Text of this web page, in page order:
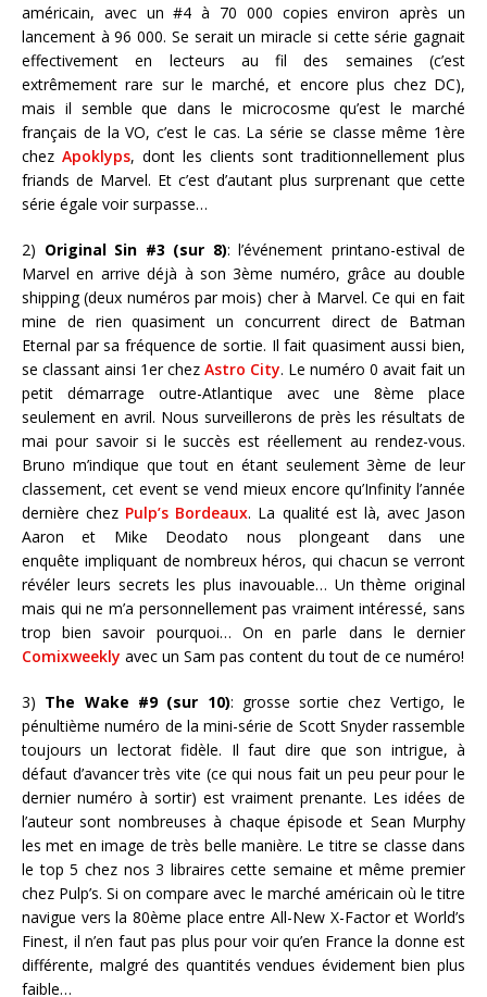
américain, avec un #4 à 70 000 copies environ après un
lancement à 96 000. Se serait un miracle si cette série gagnait
effectivement en lecteurs au fil des semaines (c’est
extrêmement rare sur le marché, et encore plus chez DC),
mais il semble que dans le microcosme qu’est le marché
français de la VO, c’est le cas. La série se classe même 1ère
chez Apoklyps, dont les clients sont traditionnellement plus
friands de Marvel. Et c’est d’autant plus surprenant que cette
série égale voir surpasse…
2) Original Sin #3 (sur 8): l’événement printano-estival de
Marvel en arrive déjà à son 3ème numéro, grâce au double
shipping (deux numéros par mois) cher à Marvel. Ce qui en fait
mine de rien quasiment un concurrent direct de Batman
Eternal par sa fréquence de sortie. Il fait quasiment aussi bien,
se classant ainsi 1er chez Astro City. Le numéro 0 avait fait un
petit démarrage outre-Atlantique avec une 8ème place
seulement en avril. Nous surveillerons de près les résultats de
mai pour savoir si le succès est réellement au rendez-vous.
Bruno m’indique que tout en étant seulement 3ème de leur
classement, cet event se vend mieux encore qu’Infinity l’année
dernière chez Pulp’s Bordeaux. La qualité est là, avec Jason
Aaron et Mike Deodato nous plongeant dans une
enquête impliquant de nombreux héros, qui chacun se verront
révéler leurs secrets les plus inavouable… Un thème original
mais qui ne m’a personnellement pas vraiment intéressé, sans
trop bien savoir pourquoi… On en parle dans le dernier
Comixweekly avec un Sam pas content du tout de ce numéro!
3) The Wake #9 (sur 10): grosse sortie chez Vertigo, le
pénultième numéro de la mini-série de Scott Snyder rassemble
toujours un lectorat fidèle. Il faut dire que son intrigue, à
défaut d’avancer très vite (ce qui nous fait un peu peur pour le
dernier numéro à sortir) est vraiment prenante. Les idées de
l’auteur sont nombreuses à chaque épisode et Sean Murphy
les met en image de très belle manière. Le titre se classe dans
le top 5 chez nos 3 libraires cette semaine et même premier
chez Pulp’s. Si on compare avec le marché américain où le titre
navigue vers la 80ème place entre All-New X-Factor et World’s
Finest, il n’en faut pas plus pour voir qu’en France la donne est
différente, malgré des quantités vendues évidement bien plus
faible…